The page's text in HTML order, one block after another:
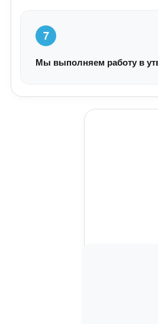
7
Мы выполняем работу в